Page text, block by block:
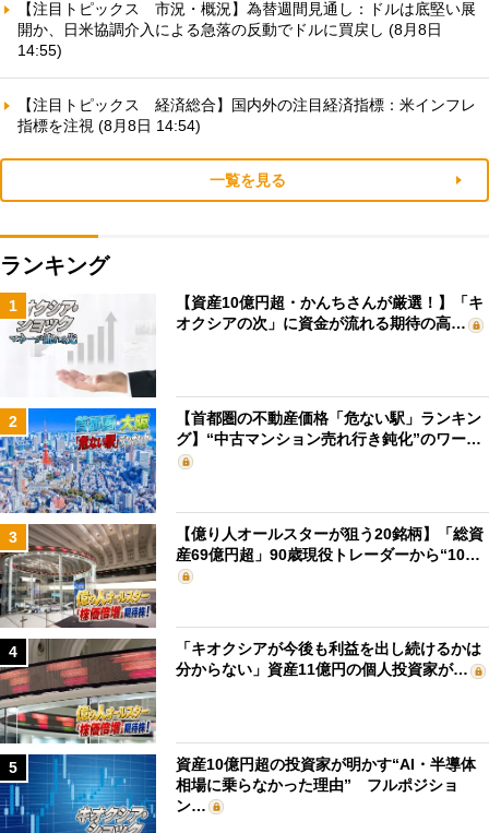
【注目トピックス 市況・概況】為替週間見通し：ドルは底堅い展
開か、日米協調介入による急落の反動でドルに買戻し (8月8日
14:55)
【注目トピックス 経済総合】国内外の注目経済指標：米インフレ
指標を注視 (8月8日 14:54)
一覧を見る
ランキング
1
【資産10億円超・かんちさんが厳選！】「キ
オクシアの次」に資金が流れる期待の高…
2
【首都圏の不動産価格「危ない駅」ランキン
グ】“中古マンション売れ行き鈍化”のワー…
3
【億り人オールスターが狙う20銘柄】「総資
産69億円超」90歳現役トレーダーから“10…
4
「キオクシアが今後も利益を出し続けるかは
分からない」資産11億円の個人投資家が…
5
資産10億円超の投資家が明かす“AI・半導体
相場に乗らなかった理由” フルポジショ
ン…